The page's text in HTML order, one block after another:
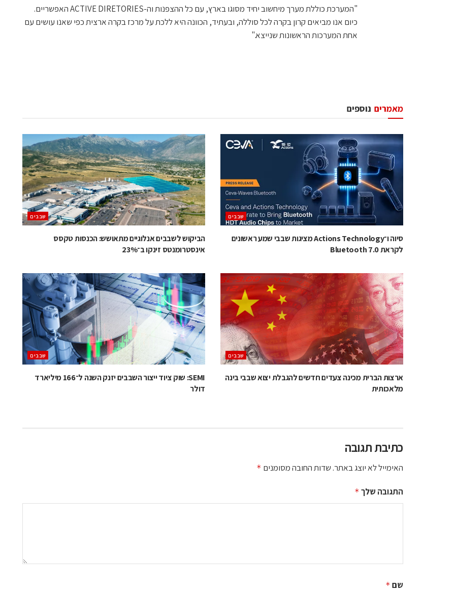
"המערכת כוללת מערך מיחשוב יחיד מסוגו בארץ, עם כל ההצפנות וה-ACTIVE DIRETORIES האפשריים.
כיום אנו מביאים קרון בקרה לכל סוללה, ובעתיד, הכוונה היא ללכת על מרכז בקרה ארצית כפי שאנו עושים עם
אחת המערכות הראשונות שנייצא."
נוספים מאמרים
‫שבבים‬
סיוה ו־Actions Technology מציגות שבבי שמע ראשונים
לקראת Bluetooth 7.0
‫שבבים‬
הביקוש לשבבים אנלוגיים מתאושש: הכנסות טקסס
אינסטרומנטס זינקו ב־23%
‫שבבים‬
ארצות הברית מכינה צעדים חדשים להגבלת יצוא שבבי בינה
מלאכותית
‫שבבים‬
SEMI: שוק ציוד ייצור השבבים יזנק השנה ל־166 מיליארד
דולר
כתיבת תגובה
האימייל לא יוצג באתר.שדות החובה מסומנים *
התגובה שלך *
שם *